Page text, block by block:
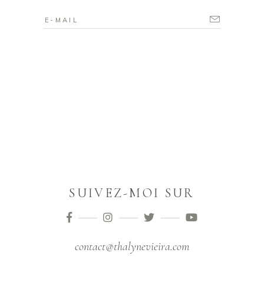
SUIVEZ-MOI SUR
contact@thalynevieira.com